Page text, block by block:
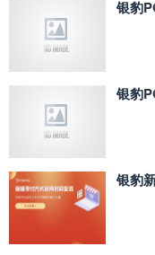
银豹
银豹
银豹